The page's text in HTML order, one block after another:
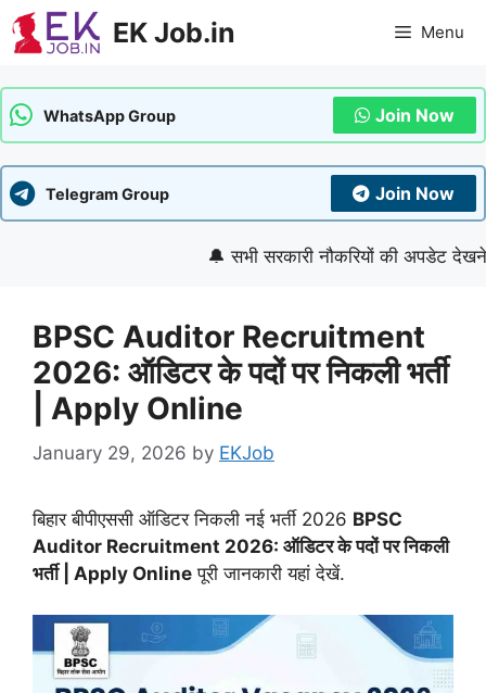
Skip
to
EK Job.in Menu
WhatsApp Group Join Now
Telegram Group Join Now
🔔 सभी सरकारी नौकरियों की अपडेट देखने
BPSC Auditor Recruitment
2026: ऑडिटर के पदों पर निकली भर्ती
| Apply Online
January 29, 2026 by EKJob
बिहार बीपीएससी ऑडिटर निकली नई भर्ती 2026 BPSC
Auditor Recruitment 2026: ऑडिटर के पदों पर निकली
भर्ती | Apply Online पूरी जानकारी यहां देखें.